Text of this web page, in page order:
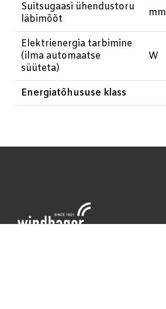
Suitsugaasi ühendustoru
läbimõõt
mm
Elektrienergia tarbimine
(ilma automaatse
süüteta)
W
Energiatõhususe klass